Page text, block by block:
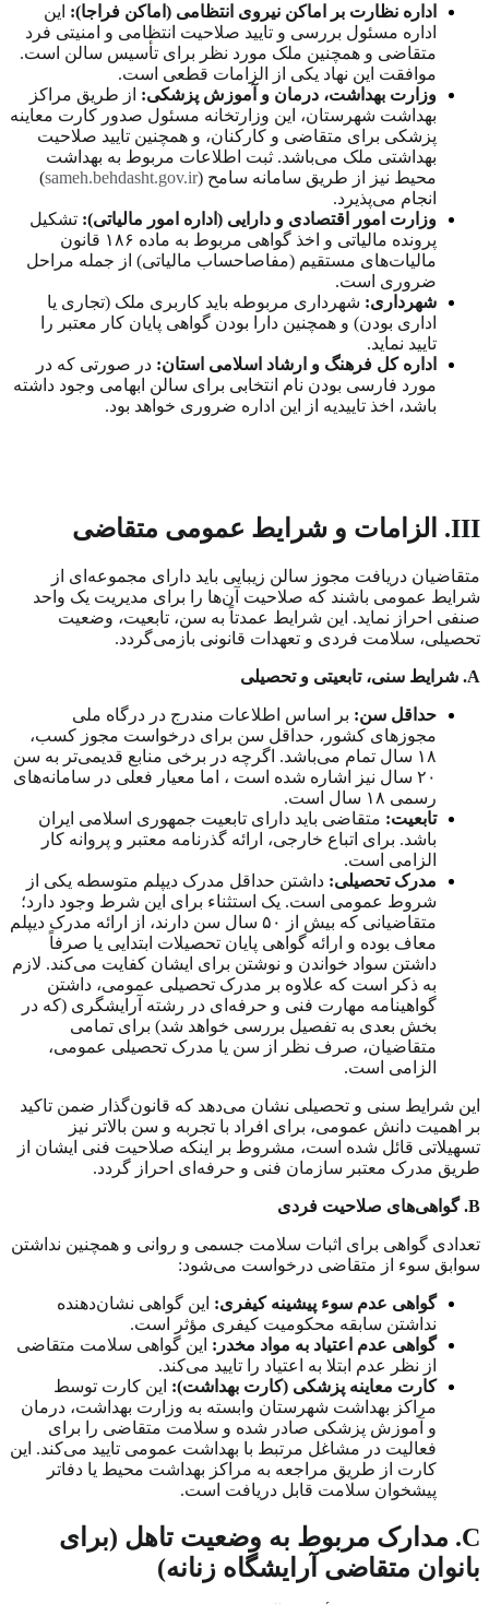
اداره نظارت بر اماکن نیروی انتظامی (اماکن فراجا): این
اداره مسئول بررسی و تایید صلاحیت انتظامی و امنیتی فرد
متقاضی و همچنین ملک مورد نظر برای تأسیس سالن است.
موافقت این نهاد یکی از الزامات قطعی است.
وزارت بهداشت، درمان و آموزش پزشکی: از طریق مراکز
بهداشت شهرستان، این وزارتخانه مسئول صدور کارت معاینه
پزشکی برای متقاضی و کارکنان، و همچنین تایید صلاحیت
بهداشتی ملک می‌باشد. ثبت اطلاعات مربوط به بهداشت
محیط نیز از طریق سامانه سامح (sameh.behdasht.gov.ir
)
انجام می‌پذیرد.
وزارت امور اقتصادی و دارایی (اداره امور مالیاتی): تشکیل
پرونده مالیاتی و اخذ گواهی مربوط به ماده ۱۸۶ قانون
مالیات‌های مستقیم (مفاصاحساب مالیاتی) از جمله مراحل
ضروری است.
شهرداری: شهرداری مربوطه باید کاربری ملک (تجاری یا
اداری بودن) و همچنین دارا بودن گواهی پایان کار معتبر را
تایید نماید.
اداره کل فرهنگ و ارشاد اسلامی استان: در صورتی که در
مورد فارسی بودن نام انتخابی برای سالن ابهامی وجود داشته
باشد، اخذ تاییدیه از این اداره ضروری خواهد بود.
III. الزامات و شرایط عمومی متقاضی
متقاضیان دریافت مجوز سالن زیبایی باید دارای مجموعه‌ای از
شرایط عمومی باشند که صلاحیت آن‌ها را برای مدیریت یک واحد
صنفی احراز نماید. این شرایط عمدتاً به سن، تابعیت، وضعیت
تحصیلی، سلامت فردی و تعهدات قانونی بازمی‌گردد.
A. شرایط سنی، تابعیتی و تحصیلی
حداقل سن: بر اساس اطلاعات مندرج در درگاه ملی
مجوزهای کشور، حداقل سن برای درخواست مجوز کسب،
۱۸ سال تمام می‌باشد. اگرچه در برخی منابع قدیمی‌تر به سن
۲۰ سال نیز اشاره شده است ، اما معیار فعلی در سامانه‌های
رسمی ۱۸ سال است.
تابعیت: متقاضی باید دارای تابعیت جمهوری اسلامی ایران
باشد. برای اتباع خارجی، ارائه گذرنامه معتبر و پروانه کار
الزامی است.
مدرک تحصیلی: داشتن حداقل مدرک دیپلم متوسطه یکی از
شروط عمومی است. یک استثناء برای این شرط وجود دارد؛
متقاضیانی که بیش از
۵۰ سال سن دارند، از ارائه مدرک دیپلم
معاف بوده و ارائه گواهی پایان تحصیلات ابتدایی یا صرفاً
داشتن سواد خواندن و نوشتن برای ایشان کفایت می‌کند. لازم
به ذکر است که علاوه بر مدرک تحصیلی عمومی، داشتن
گواهینامه مهارت فنی و حرفه‌ای در رشته آرایشگری (که در
بخش بعدی به تفصیل بررسی خواهد شد) برای تمامی
متقاضیان، صرف نظر از سن یا مدرک تحصیلی عمومی،
الزامی است.
این شرایط سنی و تحصیلی نشان می‌دهد که قانون‌گذار ضمن تاکید
بر اهمیت دانش عمومی، برای افراد با تجربه و سن بالاتر نیز
تسهیلاتی قائل شده است، مشروط بر اینکه صلاحیت فنی ایشان از
طریق مدرک معتبر سازمان فنی و حرفه‌ای احراز گردد.
B. گواهی‌های صلاحیت فردی
تعدادی گواهی برای اثبات سلامت جسمی و روانی و همچنین نداشتن
سوابق سوء از متقاضی درخواست می‌شود:
گواهی عدم سوء پیشینه کیفری: این گواهی نشان‌دهنده
نداشتن سابقه محکومیت کیفری مؤثر است.
گواهی عدم اعتیاد به مواد مخدر: این گواهی سلامت متقاضی
از نظر عدم ابتلا به اعتیاد را تایید می‌کند.
کارت معاینه پزشکی (کارت بهداشت): این کارت توسط
مراکز بهداشت شهرستان وابسته به وزارت بهداشت، درمان
و آموزش پزشکی صادر شده و سلامت متقاضی را برای
فعالیت در مشاغل مرتبط با بهداشت عمومی تایید می‌کند. این
کارت از طریق مراجعه به مراکز بهداشت محیط یا دفاتر
پیشخوان سلامت قابل دریافت است.
C. مدارک مربوط به وضعیت تاهل (برای
بانوان متقاضی آرایشگاه زنانه)